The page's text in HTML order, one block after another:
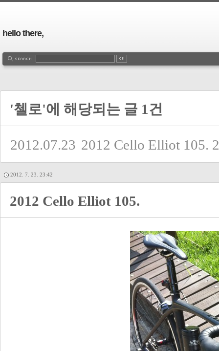
hello there,
'첼로'에 해당되는 글 1건
2012.07.23 2012 Cello Elliot 105. 2
2012. 7. 23. 23:42
2012 Cello Elliot 105.